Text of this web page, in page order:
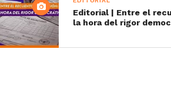
Editorial | Entre el
la hora del rigor